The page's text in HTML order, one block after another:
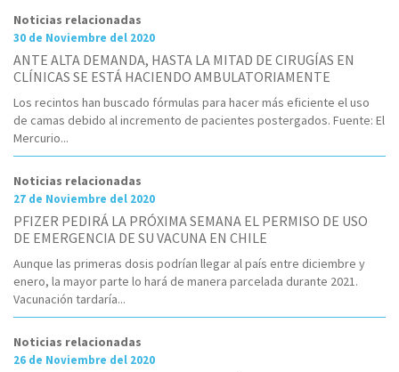
Noticias relacionadas
30 de Noviembre del 2020
ANTE ALTA DEMANDA, HASTA LA MITAD DE CIRUGÍAS EN
CLÍNICAS SE ESTÁ HACIENDO AMBULATORIAMENTE
Los recintos han buscado fórmulas para hacer más eficiente el uso
de camas debido al incremento de pacientes postergados. Fuente: El
Mercurio...
Noticias relacionadas
27 de Noviembre del 2020
PFIZER PEDIRÁ LA PRÓXIMA SEMANA EL PERMISO DE USO
DE EMERGENCIA DE SU VACUNA EN CHILE
Aunque las primeras dosis podrían llegar al país entre diciembre y
enero, la mayor parte lo hará de manera parcelada durante 2021.
Vacunación tardaría...
Noticias relacionadas
26 de Noviembre del 2020